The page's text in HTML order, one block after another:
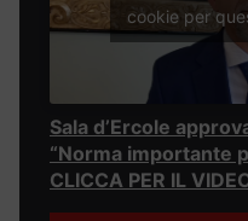
cookie per
Sala d’Ercole
“Norma importante
CLICCA PER IL